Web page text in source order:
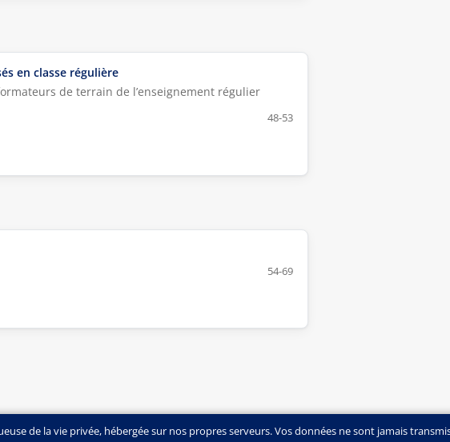
en classe régulière
de terrain de l’enseignement régulier
48-53
54-69
de la vie privée, hébergée sur nos propres serveurs. Vos données ne sont jamais